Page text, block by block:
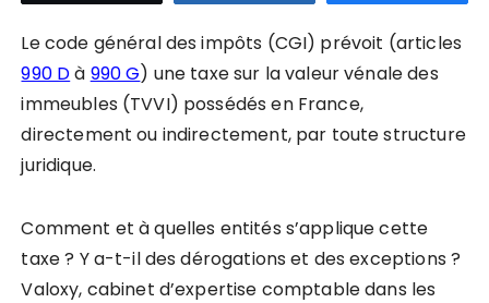
Le code général des impôts (CGI) prévoit (articles
990 Dà 990 G) une taxe sur la valeur vénale des
immeubles (TVVI) possédés en France,
directement ou indirectement, par toute structure
juridique.
Comment et à quelles entités s’applique cette
taxe ? Y a-t-il des dérogations et des exceptions ?
Valoxy, cabinet d’expertise comptable dans les